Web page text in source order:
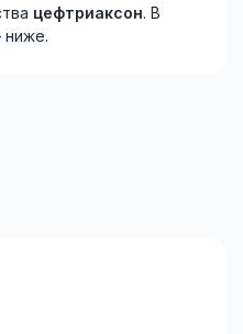
цефтриаксон. В
ниже.